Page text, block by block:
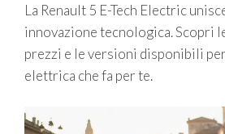
La Renault 5 E-Tech Electric
innovazione tecnologica. Scopri
prezzi e le versioni disponibili
elettrica che fa per te.